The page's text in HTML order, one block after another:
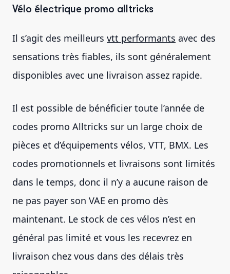
Vélo électrique promo alltricks
Il s’agit des meilleurs vtt performants avec des
sensations très fiables, ils sont généralement
disponibles avec une livraison assez rapide.
Il est possible de bénéficier toute l’année de
codes promo Alltricks sur un large choix de
pièces et d’équipements vélos, VTT, BMX. Les
codes promotionnels et livraisons sont limités
dans le temps, donc il n’y a aucune raison de
ne pas payer son VAE en promo dès
maintenant. Le stock de ces vélos n’est en
général pas limité et vous les recevrez en
livraison chez vous dans des délais très